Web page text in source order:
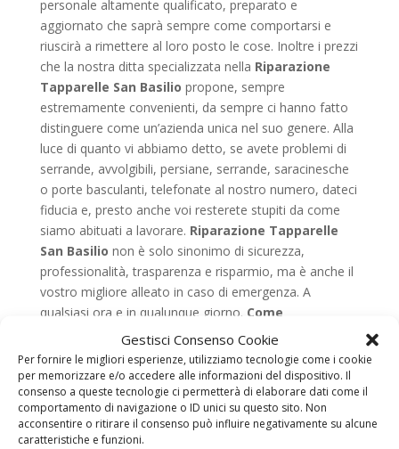
Gestisci Consenso Cookie
Per fornire le migliori esperienze, utilizziamo tecnologie come i cookie
per memorizzare e/o accedere alle informazioni del dispositivo. Il
consenso a queste tecnologie ci permetterà di elaborare dati come il
comportamento di navigazione o ID unici su questo sito. Non
acconsentire o ritirare il consenso può influire negativamente su alcune
caratteristiche e funzioni.
personale altamente qualificato, preparato e
aggiornato che saprà sempre come comportarsi e
riuscirà a rimettere al loro posto le cose. Inoltre i prezzi
che la nostra ditta specializzata nella Riparazione
Tapparelle San Basilio propone, sempre
estremamente convenienti, da sempre ci hanno fatto
distinguere come un’azienda unica nel suo genere. Alla
luce di quanto vi abbiamo detto, se avete problemi di
serrande, avvolgibili, persiane, serrande, saracinesche
o porte basculanti, telefonate al nostro numero, dateci
fiducia e, presto anche voi resterete stupiti da come
siamo abituati a lavorare. Riparazione Tapparelle
San Basilio non è solo sinonimo di sicurezza,
professionalità, trasparenza e risparmio, ma è anche il
vostro migliore alleato in caso di emergenza. A
qualsiasi ora e in qualunque giorno. Come
comportarsi in caso di guasto, i consigli di
riparazioni tapparelle
Nella maggior parte dei casi la
rottura di una persiana o di una saracinesca è dovuta o
all’usura causata dal passare del tempo e agli effetti
degli agenti atmosferici, o alla totale assenza di una
corretta manutenzione. Infatti, anche questo tipo di